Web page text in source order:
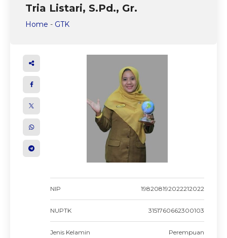
Tria Listari, S.Pd., Gr.
Home - GTK
NIP 198208192022212022
NUPTK 3151760662300103
Jenis Kelamin Perempuan